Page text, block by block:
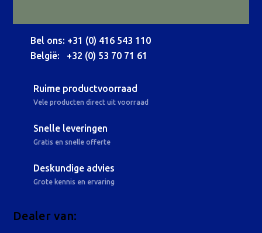
Bel ons: +31 (0) 416 543 110
België: +32 (0) 53 70 71 61
Ruime productvoorraad
Vele producten direct uit voorraad
Snelle leveringen
Gratis en snelle offerte
Deskundige advies
Grote kennis en ervaring
Dealer van: